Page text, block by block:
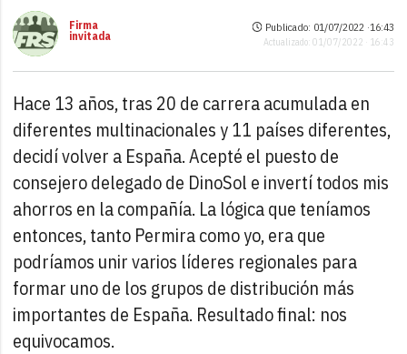
Firma
invitada
Publicado: 01/07/2022 ·16:43
Actualizado: 01/07/2022 · 16:43
Hace 13 años, tras 20 de carrera acumulada en
diferentes multinacionales y 11 países diferentes,
decidí volver a España. Acepté el puesto de
consejero delegado de DinoSol e invertí todos mis
ahorros en la compañía. La lógica que teníamos
entonces, tanto Permira como yo, era que
podríamos unir varios líderes regionales para
formar uno de los grupos de distribución más
importantes de España. Resultado final: nos
equivocamos.